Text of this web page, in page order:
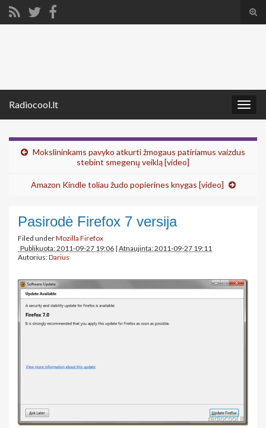
Radiocool.lt
Mokslininkams pavyko atkurti žmogaus patiriamus vaizdus
stebint smegenų veiklą [video]
Amazon Kindle toliau žudo popierines knygas [video]
Pasirodė Firefox 7 versija
Filed underMozilla Firefox
Publikuota: 2011-09-27 19:06 | Atnaujinta: 2011-09-27 19:11
Autorius:Darius